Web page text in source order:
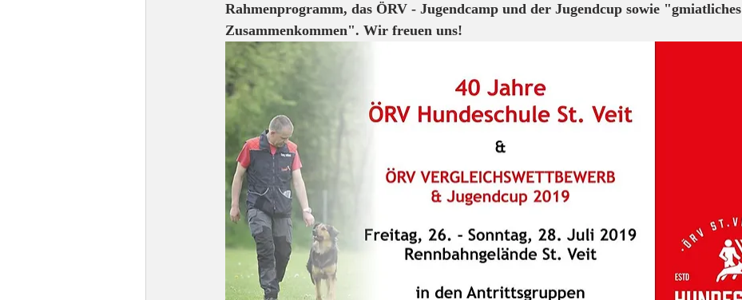
Rahmenprogramm, das ÖRV - Jugendcamp und der Jugendcup sowie "gmiatliches
Zusammenkommen". Wir freuen uns!